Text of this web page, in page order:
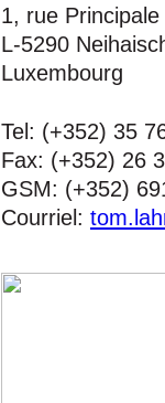
1, rue Principale
L-5290
Luxembourg
Tel: (+352) 35
Fax: (+352) 26
GSM: (+352)
Courriel: